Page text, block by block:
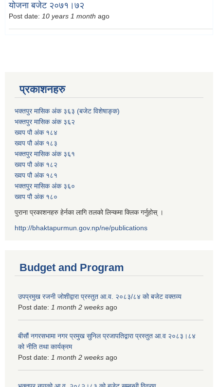
योजना बजेट २०७१।७२
Post date: 10 years 1 month ago
प्रकाशनहरु
भक्तपुर मासिक अंक ३६३ (बजेट विशेषाङ्क)
भक्तपुर मासिक अंक ३६२
ख्वप पौ अंक १८४
ख्वप पौ अंक १८३
भक्तपुर मासिक अंक ३६१
ख्वप पौ अंक १८२
ख्वप पौ अंक १८१
भक्तपुर मासिक अंक ३६०
ख्वप पौ अंक १८०
पुराना प्रकाशनहरु हेर्नका लागि तलको लिन्कमा क्लिक गर्नुहोस् ।
http://bhaktapurmun.gov.np/ne/publications
Budget and Program
उपप्रमुख रजनी जोशीद्वारा प्रस्तुत आ.व. २०८३/८४ को बजेट वक्तव्य
Post date: 1 month 2 weeks ago
बीसौं नगरसभामा नगर प्रमुख सुनिल प्रजापतिद्वारा प्रस्तुत आ.व‍ २०८३।८४
को नीति तथा कार्यक्रम
Post date: 1 month 2 weeks ago